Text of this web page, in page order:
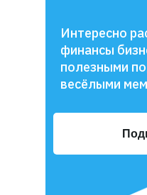
Интересно
финансы
полезными
весёлыми